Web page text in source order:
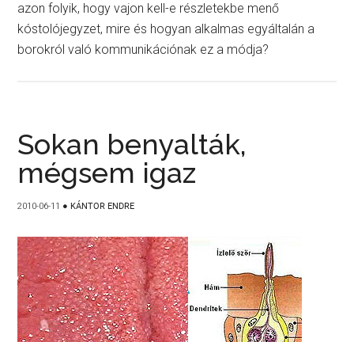
azon folyik, hogy vajon kell-e részletekbe menő
kóstolójegyzet, mire és hogyan alkalmas egyáltalán a
borokról való kommunikációnak ez a módja?
Sokan benyalták,
mégsem igaz
2010-06-11 ● KÁNTOR ENDRE